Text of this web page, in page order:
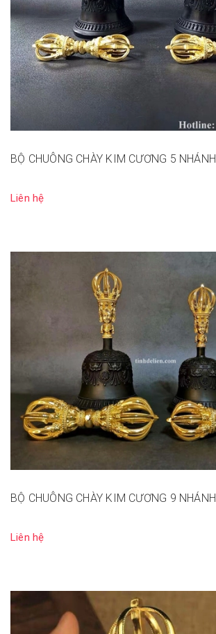
BỘ CHUÔNG CHÀY KIM CƯƠNG 5 NHÁNH
Liên hệ
BỘ CHUÔNG CHÀY KIM CƯƠNG 9 NHÁNH
Liên hệ